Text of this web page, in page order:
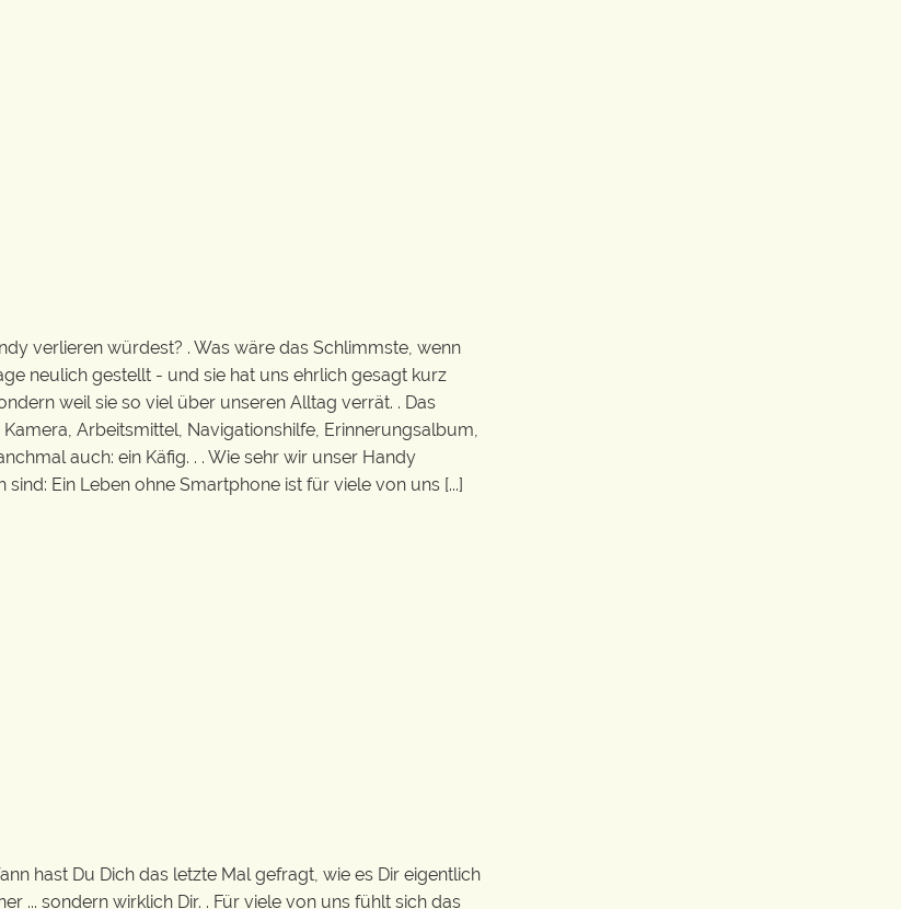
verlieren würdest? . Was wäre das Schlimmste, wenn
neulich gestellt - und sie hat uns ehrlich gesagt kurz
weil sie so viel über unseren Alltag verrät. . Das
Arbeitsmittel, Navigationshilfe, Erinnerungsalbum,
auch: ein Käfig. . . Wie sehr wir unser Handy
Ein Leben ohne Smartphone ist für viele von uns [...]
hast Du Dich das letzte Mal gefragt, wie es Dir eigentlich
... sondern wirklich Dir. . Für viele von uns fühlt sich das